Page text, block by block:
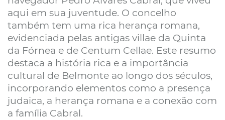
aqui em sua juventude. O concelho
também tem uma rica herança romana,
evidenciada pelas antigas villae da Quinta
da Fórnea e de Centum Cellae. Este resumo
destaca a história rica e a importância
cultural de Belmonte ao longo dos séculos,
incorporando elementos como a presença
judaica, a herança romana e a conexão com
a família Cabral.